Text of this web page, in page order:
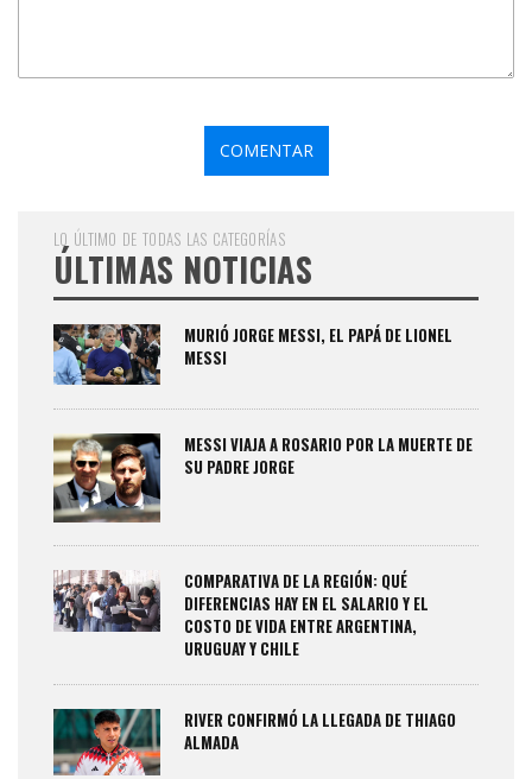
LO ÚLTIMO DE TODAS LAS CATEGORÍAS
ÚLTIMAS NOTICIAS
MURIÓ JORGE MESSI, EL PAPÁ DE LIONEL
MESSI
MESSI VIAJA A ROSARIO POR LA MUERTE DE
SU PADRE JORGE
COMPARATIVA DE LA REGIÓN: QUÉ
DIFERENCIAS HAY EN EL SALARIO Y EL
COSTO DE VIDA ENTRE ARGENTINA,
URUGUAY Y CHILE
RIVER CONFIRMÓ LA LLEGADA DE THIAGO
ALMADA